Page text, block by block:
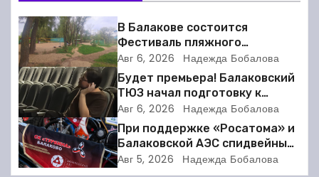
г
а
ц
и
я
п
В Балакове состоится
Фестиваль пляжного
волейбола
Авг 6, 2026 Надежда Бобалова
Будет премьера! Балаковский
ТЮЗ начал подготовку к
новому театральному сезону
Авг 6, 2026 Надежда Бобалова
При поддержке «Росатома» и
Балаковской АЭС спидвейный
клуб «Турбина» обновил
материально-техническую
Авг 5, 2026 Надежда Бобалова